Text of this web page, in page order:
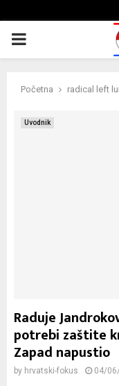
PRIMARY
Početna radical left
Uvodnik
Raduje
potrebi zaštite
Zapad napustio
by hrvatski-fokus 04/